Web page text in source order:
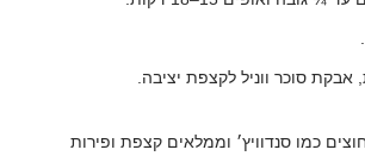
סוכר ווניל לקצפת יציבה.
כמו סנדוויץ׳ וממלאים קצפת ופירות